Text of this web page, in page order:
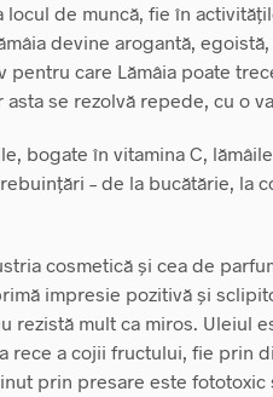
locul de muncă, fie în
devine arogantă,
pentru care Lămâia poate
se rezolvă repede, cu o
bogate în vitamina C,
– de la bucătărie, la
cosmetică și cea de
impresie pozitivă și
rezistă mult ca miros. Uleiul
rece a cojii fructului, fie prin
prin presare este fototoxic